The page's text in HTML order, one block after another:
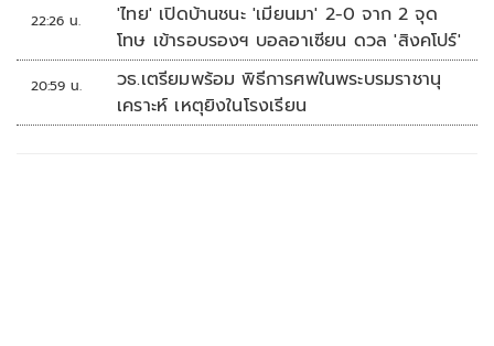
22:26 น.
'ไทย' เปิดบ้านชนะ 'เมียนมา' 2-0 จาก 2 จุด
โทษ เข้ารอบรองฯ บอลอาเซียน ดวล 'สิงคโปร์'
20:59 น.
วธ.เตรียมพร้อม พิธีการศพในพระบรมราชานุ
เคราะห์ เหตุยิงในโรงเรียน